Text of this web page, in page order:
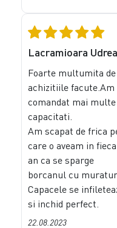
Lacramioara Udrea
Foarte multumita de
achizitiile facute.Am
comandat mai multe
capacitati.
Am scapat de frica
care o aveam in
an ca se sparge
borcanul cu
Capacele se
si inchid perfect.
22.08.2023